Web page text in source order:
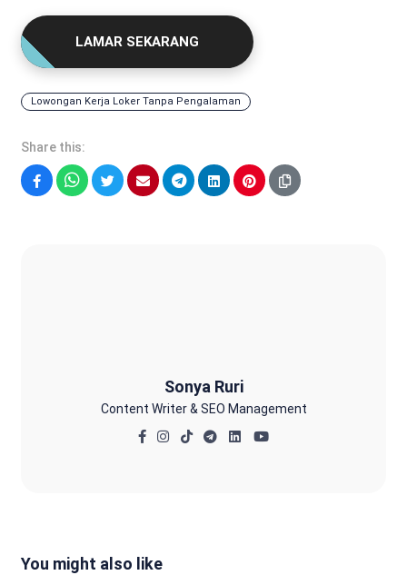
LAMAR SEKARANG
Lowongan Kerja Loker Tanpa Pengalaman
Share this:
Sonya Ruri
Content Writer & SEO Management
You might also like